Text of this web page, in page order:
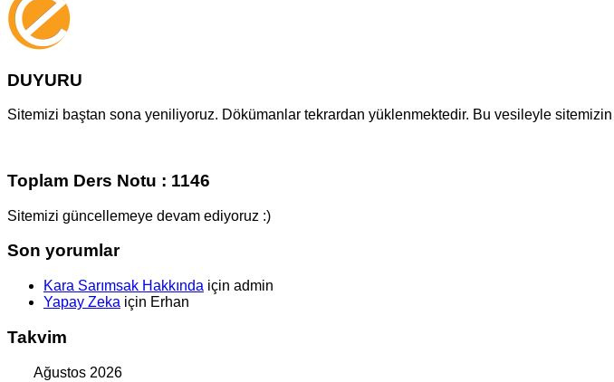
DUYURU
Sitemizi baştan sona yeniliyoruz. Dökümanlar tekrardan yüklenmektedir. Bu vesileyle sitemizin
Toplam Ders Notu : 1146
Sitemizi güncellemeye devam ediyoruz :)
Son yorumlar
Kara Sarımsak Hakkında için admin
Yapay Zeka için Erhan
Takvim
Ağustos 2026